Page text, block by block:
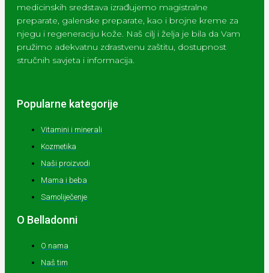
medicinskih sredstava izrađujemo magistralne
preparate, galenske preparate, kao i brojne kreme za
njegu i regeneraciju kože. Naš cilj i želja je bila da Vam
pružimo adekvatnu zdrastvenu zaštitu, dostupnost
stručnih savjeta i informacija.
Popularne kategorije
Vitamini i minerali
Kozmetika
Naši proizvodi
Mama i beba
Samoliječenje
O Belladonni
O nama
Naš tim